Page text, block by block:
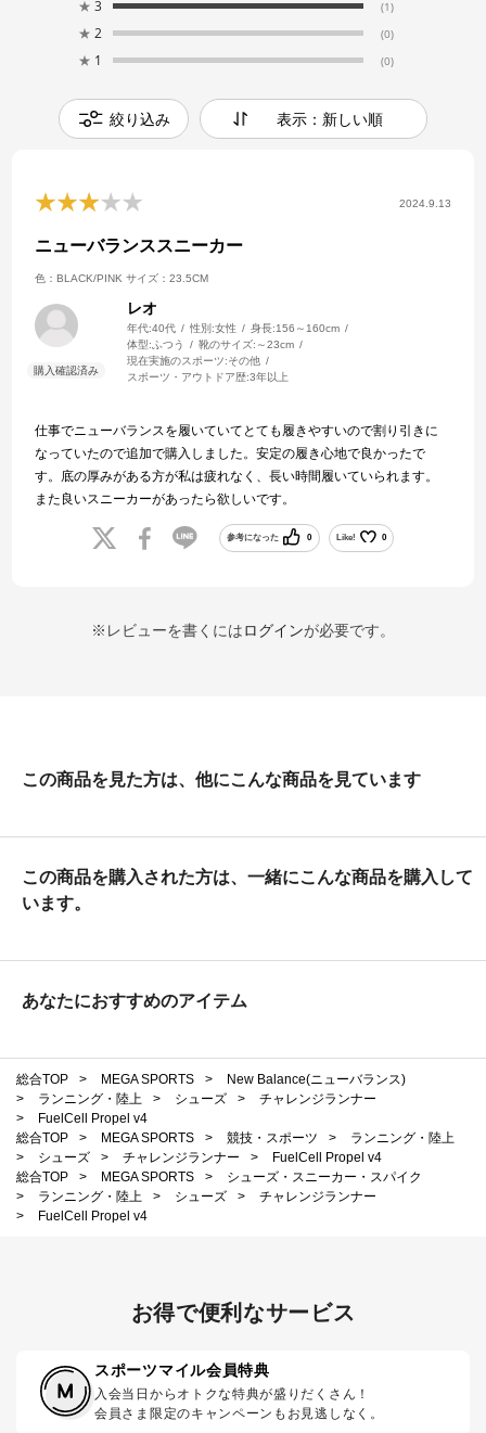
★ 3 (1)
★ 2 (0)
★ 1 (0)
絞り込み 表示：新しい順
2024.9.13
ニューバランススニーカー
色：BLACK/PINK サイズ：23.5CM
レオ
年代:40代 性別:女性 身長:156～160cm
体型: ふつう 靴のサイズ: ～23cm
現在実施のスポーツ:その他
スポーツ・アウトドア歴:3年以上
仕事でニューバランスを履いていてとても履きやすいので割り引きに
なっていたので追加で購入しました。安定の履き心地で良かったで
す。底の厚みがある方が私は疲れなく、長い時間履いていられます。
また良いスニーカーがあったら欲しいです。
参考になった 0 Like! 0
※レビューを書くにはログインが必要です。
この商品を見た方は、他にこんな商品を見ています
この商品を購入された方は、一緒にこんな商品を購入して
います。
あなたにおすすめのアイテム
総合TOP > MEGA SPORTS >
New Balance(ニューバランス)
>
ランニング・陸上 > シューズ >
チャレンジランナー
>
FuelCell Propel v4
総合TOP
> MEGA SPORTS > 競技・スポーツ >
ランニング・陸上
>
シューズ > チャレンジランナー >
FuelCell Propel v4
総合TOP
> MEGA SPORTS >
シューズ・スニーカー・スパイク
>
ランニング・陸上 > シューズ >
チャレンジランナー
>
FuelCell Propel v4
お得で便利なサービス
スポーツマイル会員特典
入会当日からオトクな特典が盛りだくさん！
会員さま限定のキャンペーンもお見逃しなく。